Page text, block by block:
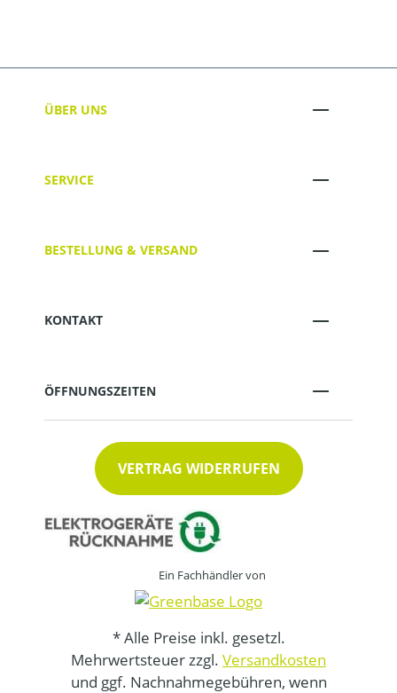
ÜBER UNS
SERVICE
BESTELLUNG & VERSAND
KONTAKT
ÖFFNUNGSZEITEN
VERTRAG WIDERRUFEN
Ein Fachhändler von
* Alle Preise inkl. gesetzl.
Mehrwertsteuer zzgl. Versandkosten
und ggf. Nachnahmegebühren, wenn